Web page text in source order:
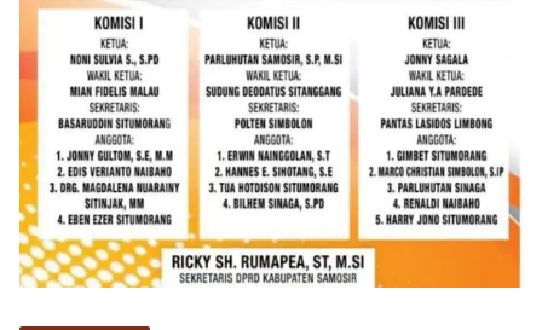
Indonesia.‎‎”Kami mengimbau kepada seluruh
warga agar mulai mempersiapkan dan memasang
bendera Merah Putih di depan rumah masing-
masing secara penuh. Ini adalah bentuk
penghormatan kita bersama terhadap
perjuangan para pahlawan yang telah merebut
kemerdekaan,” ujar Aiptu Muliyadi Suraukur saat
berdialog dengan warga.‎‎Ia juga menambahkan
agar warga memperhatikan kondisi bendera yang
akan dikibarkan, memastikan bendera dalam
keadaan bersih, tidak sobek, dan layak untuk
dikibarkan sebagai simbol kehormatan